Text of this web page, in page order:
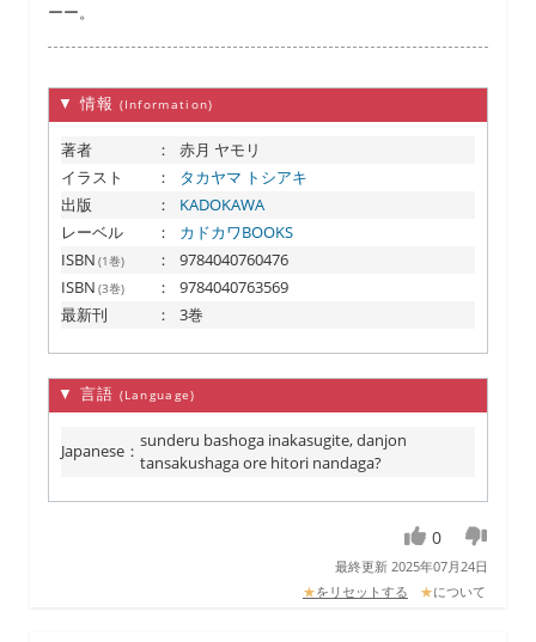
ーー。
▼ 情報 (Information)
著者 ：
赤月 ヤモリ
イラスト
：
タカヤマ トシアキ
出版
：
KADOKAWA
レーベル
：
カドカワBOOKS
ISBN (1巻) ：
9784040760476
ISBN (3巻) ：
9784040763569
最新刊
： 3巻
▼ 言語 (Language)
Japanese ： sunderu bashoga inakasugite, danjon
tansakushaga ore hitori nandaga?
0
最終更新 2025年07月24日
★をリセットする ★について